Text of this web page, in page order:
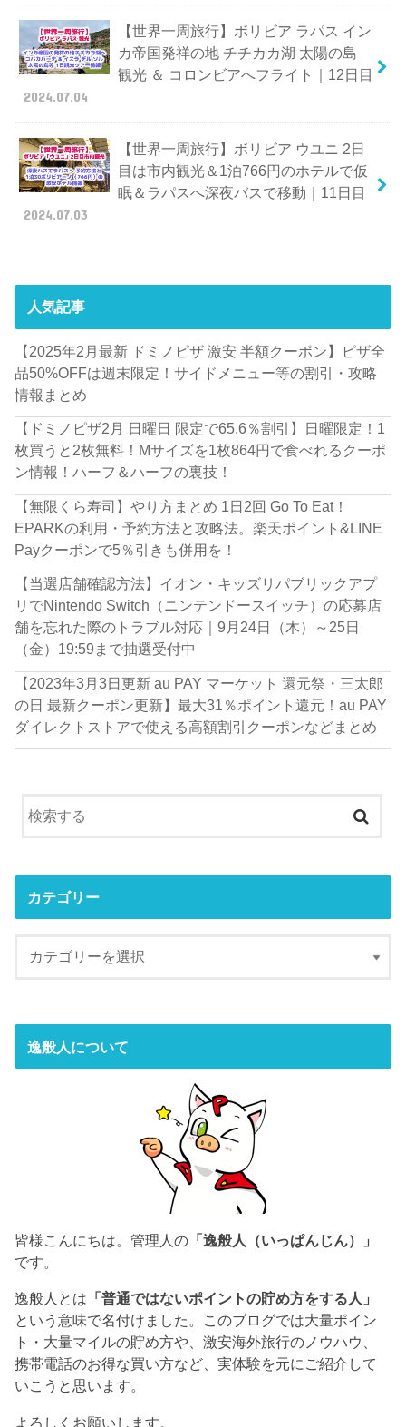
【世界一周旅行】ボリビア ラパス イン
カ帝国発祥の地 チチカカ湖 太陽の島
観光 ＆ コロンビアへフライト｜12日目
2024.07.04
【世界一周旅行】ボリビア ウユニ 2日
目は市内観光＆1泊766円のホテルで仮
眠＆ラパスへ深夜バスで移動｜11日目
2024.07.03
人気記事
【2025年2月最新 ドミノピザ 激安 半額クーポン】ピザ全
品50%OFFは週末限定！サイドメニュー等の割引・攻略
情報まとめ
【ドミノピザ2月 日曜日 限定で65.6％割引】日曜限定！1
枚買うと2枚無料！Mサイズを1枚864円で食べれるクーポ
ン情報！ハーフ＆ハーフの裏技！
【無限くら寿司】やり方まとめ 1日2回 Go To Eat！
EPARKの利用・予約方法と攻略法。楽天ポイント&LINE
Payクーポンで5％引きも併用を！
【当選店舗確認方法】イオン・キッズリパブリックアプ
リでNintendo Switch（ニンテンドースイッチ）の応募店
舗を忘れた際のトラブル対応｜9月24日（木）～25日
（金）19:59まで抽選受付中
【2023年3月3日更新 au PAY マーケット 還元祭・三太郎
の日 最新クーポン更新】最大31％ポイント還元！au PAY
ダイレクトストアで使える高額割引クーポンなどまとめ
カテゴリー
逸般人について
皆様こんにちは。管理人の 「逸般人（いっぱんじん）」
です。
逸般人とは 「普通ではないポイントの貯め方をする人」
という意味で名付けました。このブログでは大量ポイン
ト・大量マイルの貯め方や、激安海外旅行のノウハウ、
携帯電話のお得な買い方など、実体験を元にご紹介して
いこうと思います。
よろしくお願いします。